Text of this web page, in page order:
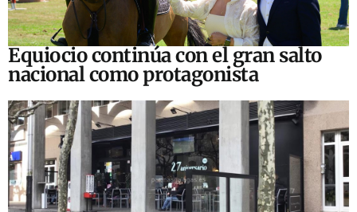
Equiocio continúa con el gran salto
nacional como protagonista